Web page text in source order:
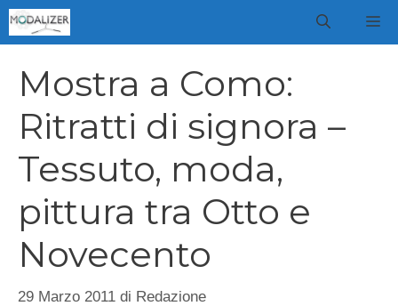
Vai
al
Mostra a Como:
Ritratti di signora –
Tessuto, moda,
pittura tra Otto e
Novecento
29 Marzo 2011 di Redazione